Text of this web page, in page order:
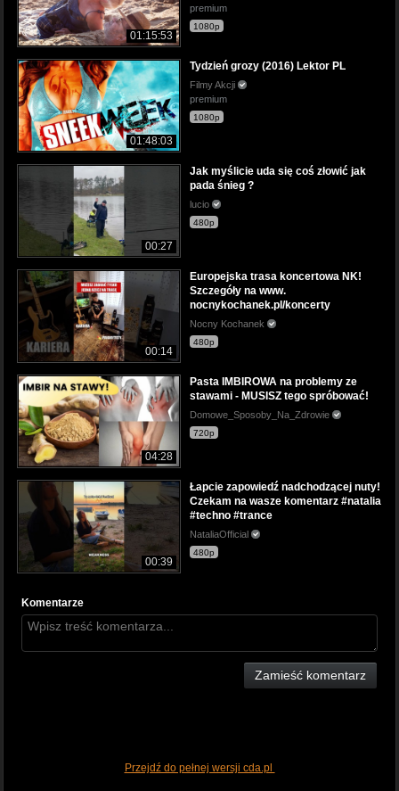
01:15:53
premium
1080p
01:48:03
Tydzień grozy (2016) Lektor PL
Filmy Akcji
premium
1080p
00:27
Jak myślicie uda się coś złowić jak
pada śnieg ?
lucio
480p
00:14
Europejska trasa koncertowa NK!
Szczegóły na www.
nocnykochanek.pl/koncerty
Nocny Kochanek
480p
04:28
Pasta IMBIROWA na problemy ze
stawami - MUSISZ tego spróbować!
Domowe_Sposoby_Na_Zdrowie
720p
00:39
Łapcie zapowiedź nadchodzącej nuty!
Czekam na wasze komentarz #natalia
#techno #trance
NataliaOfficial
480p
Komentarze
Zamieść komentarz
Przejdź do pełnej wersji cda.pl